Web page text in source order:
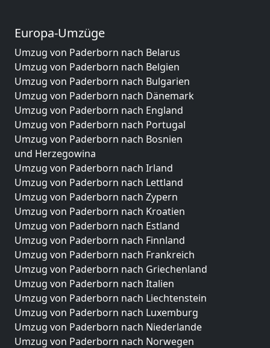
Europa-Umzüge
Umzug von Paderborn nach Belarus
Umzug von Paderborn nach Belgien
Umzug von Paderborn nach Bulgarien
Umzug von Paderborn nach Dänemark
Umzug von Paderborn nach England
Umzug von Paderborn nach Portugal
Umzug von Paderborn nach Bosnien
und Herzegowina
Umzug von Paderborn nach Irland
Umzug von Paderborn nach Lettland
Umzug von Paderborn nach Zypern
Umzug von Paderborn nach Kroatien
Umzug von Paderborn nach Estland
Umzug von Paderborn nach Finnland
Umzug von Paderborn nach Frankreich
Umzug von Paderborn nach Griechenland
Umzug von Paderborn nach Italien
Umzug von Paderborn nach Liechtenstein
Umzug von Paderborn nach Luxemburg
Umzug von Paderborn nach Niederlande
Umzug von Paderborn nach Norwegen